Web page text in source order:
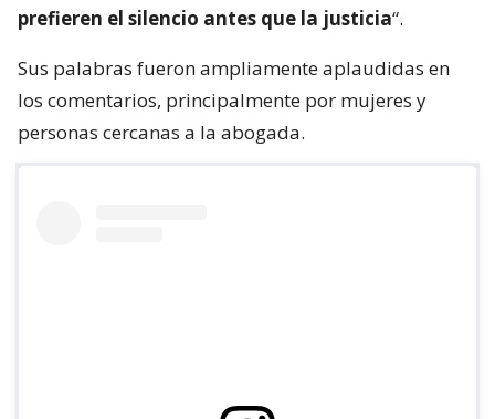
prefieren el silencio antes que la justicia“.
Sus palabras fueron ampliamente aplaudidas en
los comentarios, principalmente por mujeres y
personas cercanas a la abogada.